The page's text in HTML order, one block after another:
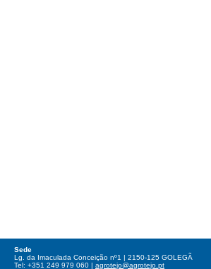
Sede
Lg. da Imaculada Conceição nº1 | 2150-125 GOLEGÃ
Tel: +351 249 979 060 | agrotejo@agrotejo.pt